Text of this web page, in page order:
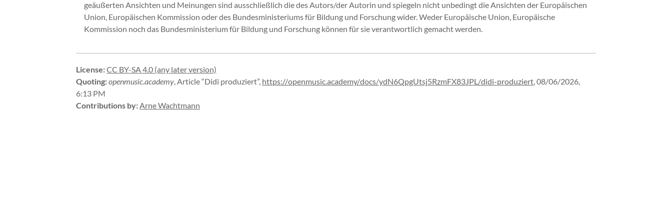
geäußerten Ansichten und Meinungen sind ausschließlich die des Autors/der Autorin und spiegeln nicht unbedingt die Ansichten der Europäischen
Union, Europäischen Kommission oder des Bundesministeriums für Bildung und Forschung wider. Weder Europäische Union, Europäische
Kommission noch das Bundesministerium für Bildung und Forschung können für sie verantwortlich gemacht werden.
License:CC BY-SA 4.0 (any later version)
Quoting:openmusic.academy,Article “Didi produziert”, https://openmusic.academy/docs/ydN6QpgUtsj5RzmFX83JPL/didi-produziert,08/06/2026,
6:13 PM
Contributions by:Arne Wachtmann